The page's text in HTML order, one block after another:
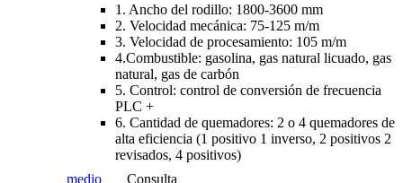
1. Ancho del rodillo: 1800-3600 mm
2. Velocidad mecánica: 75-125 m/m
3. Velocidad de procesamiento: 105 m/m
4.Combustible: gasolina, gas natural licuado, gas
natural, gas de carbón
5. Control: control de conversión de frecuencia
PLC +
6. Cantidad de quemadores: 2 o 4 quemadores de
alta eficiencia (1 positivo 1 inverso, 2 positivos 2
revisados, 4 positivos)
medio
Consulta